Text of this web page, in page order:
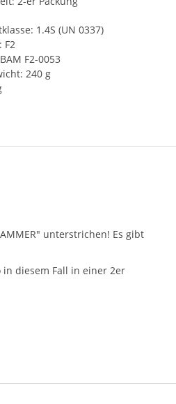
1.4S (UN 0337)
F2
F2-0053
240 g
" unterstrichen! Es gibt
in diesem Fall in einer 2er